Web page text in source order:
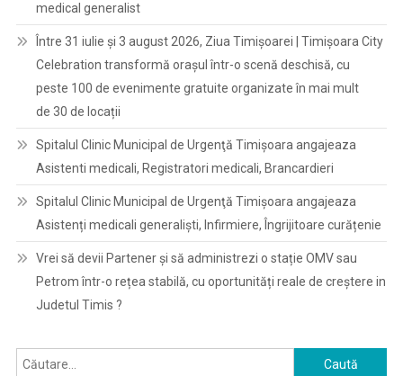
medical generalist
Între 31 iulie și 3 august 2026, Ziua Timișoarei | Timișoara City
Celebration transformă orașul într-o scenă deschisă, cu
peste 100 de evenimente gratuite organizate în mai mult
de 30 de locații
Spitalul Clinic Municipal de Urgenţă Timişoara angajeaza
Asistenti medicali, Registratori medicali, Brancardieri
Spitalul Clinic Municipal de Urgenţă Timişoara angajeaza
Asistenți medicali generaliști, Infirmiere, Îngrijitoare curățenie
Vrei să devii Partener și să administrezi o stație OMV sau
Petrom într-o rețea stabilă, cu oportunități reale de creștere in
Judetul Timis ?
Caută